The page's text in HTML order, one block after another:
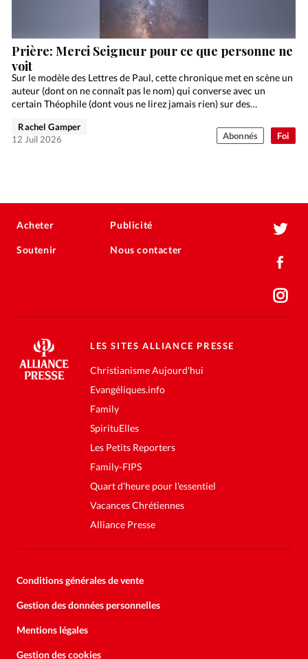
Foi
Prière: Merci Seigneur pour ce que personne ne
voit
Sur le modèle des Lettres de Paul, cette chronique met en scène un
auteur (dont on ne connaît pas le nom) qui converse avec un
certain Théophile (dont vous ne lirez jamais rien) sur des…
Rachel Gamper
12 Juil 2026
Abonnés
Acheter
Soutenir
Publicité
Nous contacter
LES SITES ALLIANCE PRESSE
Christianisme Aujourd'hui
Evangéliques.info
Family
SpirituElles
Les Petits Reporters
Family-FIPS
Quart d'heure pour l'essentiel
Vacances Chrétiennes
Alliance Presse
Conditions générales de vente
Gestion des données personnelles
Mentions légales
Gestion des cookies